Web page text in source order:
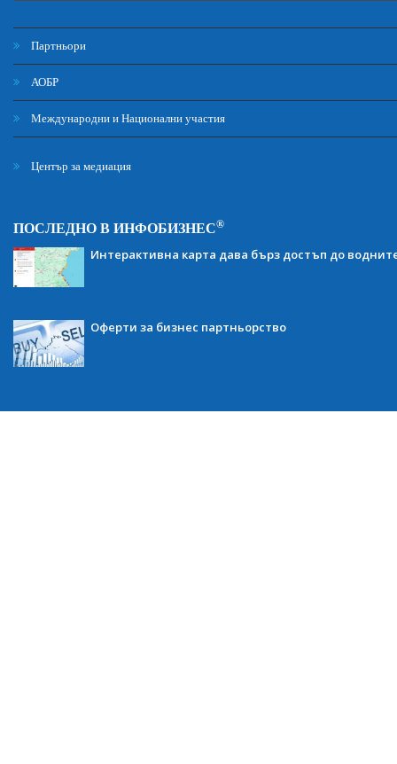
Партньори
АОБР
Международни и Национални участия
Център за медиация
ПОСЛЕДНО В ИНФОБИЗНЕС®
Интерактивна карта дава бърз достъп до
Оферти за бизнес партньорство